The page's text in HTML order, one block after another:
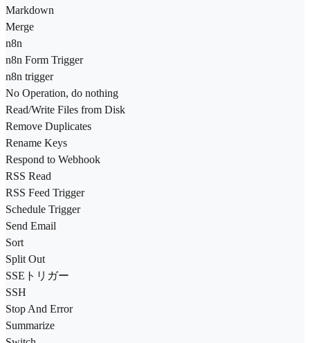
Markdown
Merge
n8n
n8n Form Trigger
n8n trigger
No Operation, do nothing
Read/Write Files from Disk
Remove Duplicates
Rename Keys
Respond to Webhook
RSS Read
RSS Feed Trigger
Schedule Trigger
Send Email
Sort
Split Out
SSEトリガー
SSH
Stop And Error
Summarize